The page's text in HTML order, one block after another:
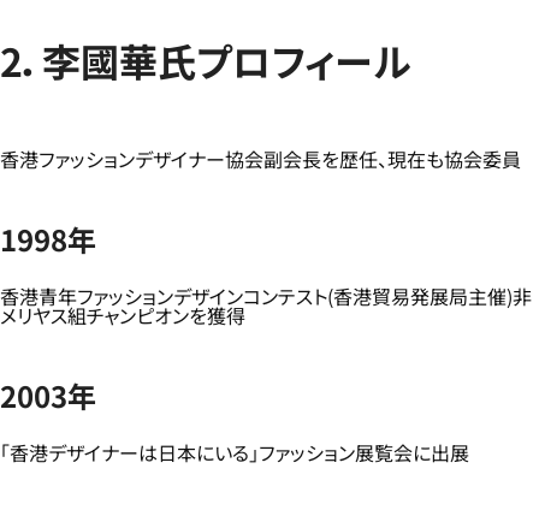
2．李國華氏プロフィール
香港ファッションデザイナー協会副会長を歴任、現在も協会委員
1998年
香港青年ファッションデザインコンテスト(香港貿易発展局主催)非
メリヤス組チャンピオンを獲得
2003年
「香港デザイナーは日本にいる」ファッション展覧会に出展